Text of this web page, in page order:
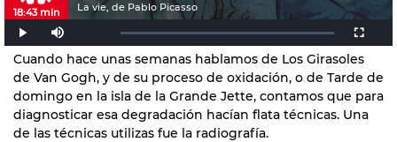
La vie, de Pablo Picasso
18:43 min
Cuando hace unas semanas hablamos de Los Girasoles
de Van Gogh, y de su proceso de oxidación, o de Tarde de
domingo en la isla de la Grande Jette, contamos que para
diagnosticar esa degradación hacían flata técnicas. Una
de las técnicas utilizas fue la radiografía.